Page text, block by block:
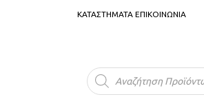
ΚΑΤΑΣΤΗΜΑΤΑ ΕΠΙΚΟΙΝΩΝΙΑ
Products
search